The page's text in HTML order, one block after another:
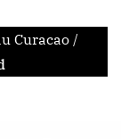
Curacao /